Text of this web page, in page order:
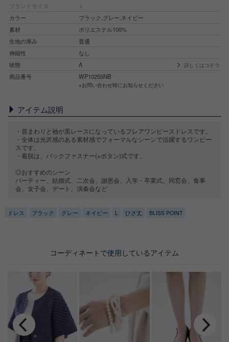
ブランドサイズ
Ｌ
カラー
ブラック,グレー,ネイビー
素材
ポリエステル100%
生地の厚み
普通
伸縮性
なし
状態
A 詳しくはコチラ
商品番号 WP10255NB
※お問い合わせ時にお知らせください
アイテム説明
・首まわりと袖が黒レースになっているフレアワンピースドレスです。
・全体は光沢感のある素材感でフォーマルなシーンで活躍するワンピー
スです。
・着脱は、バックファスナー(+ボタン)式です。
◎おすすめのシーン
パーティー、結婚式、二次会、謝恩会、入学・卒業式、同窓会、食事
会、女子会、デート、演奏会など
ドレス ブラック グレー ネイビー L ひざ丈 BLISS POINT
コーディネートで使用しているアイテム